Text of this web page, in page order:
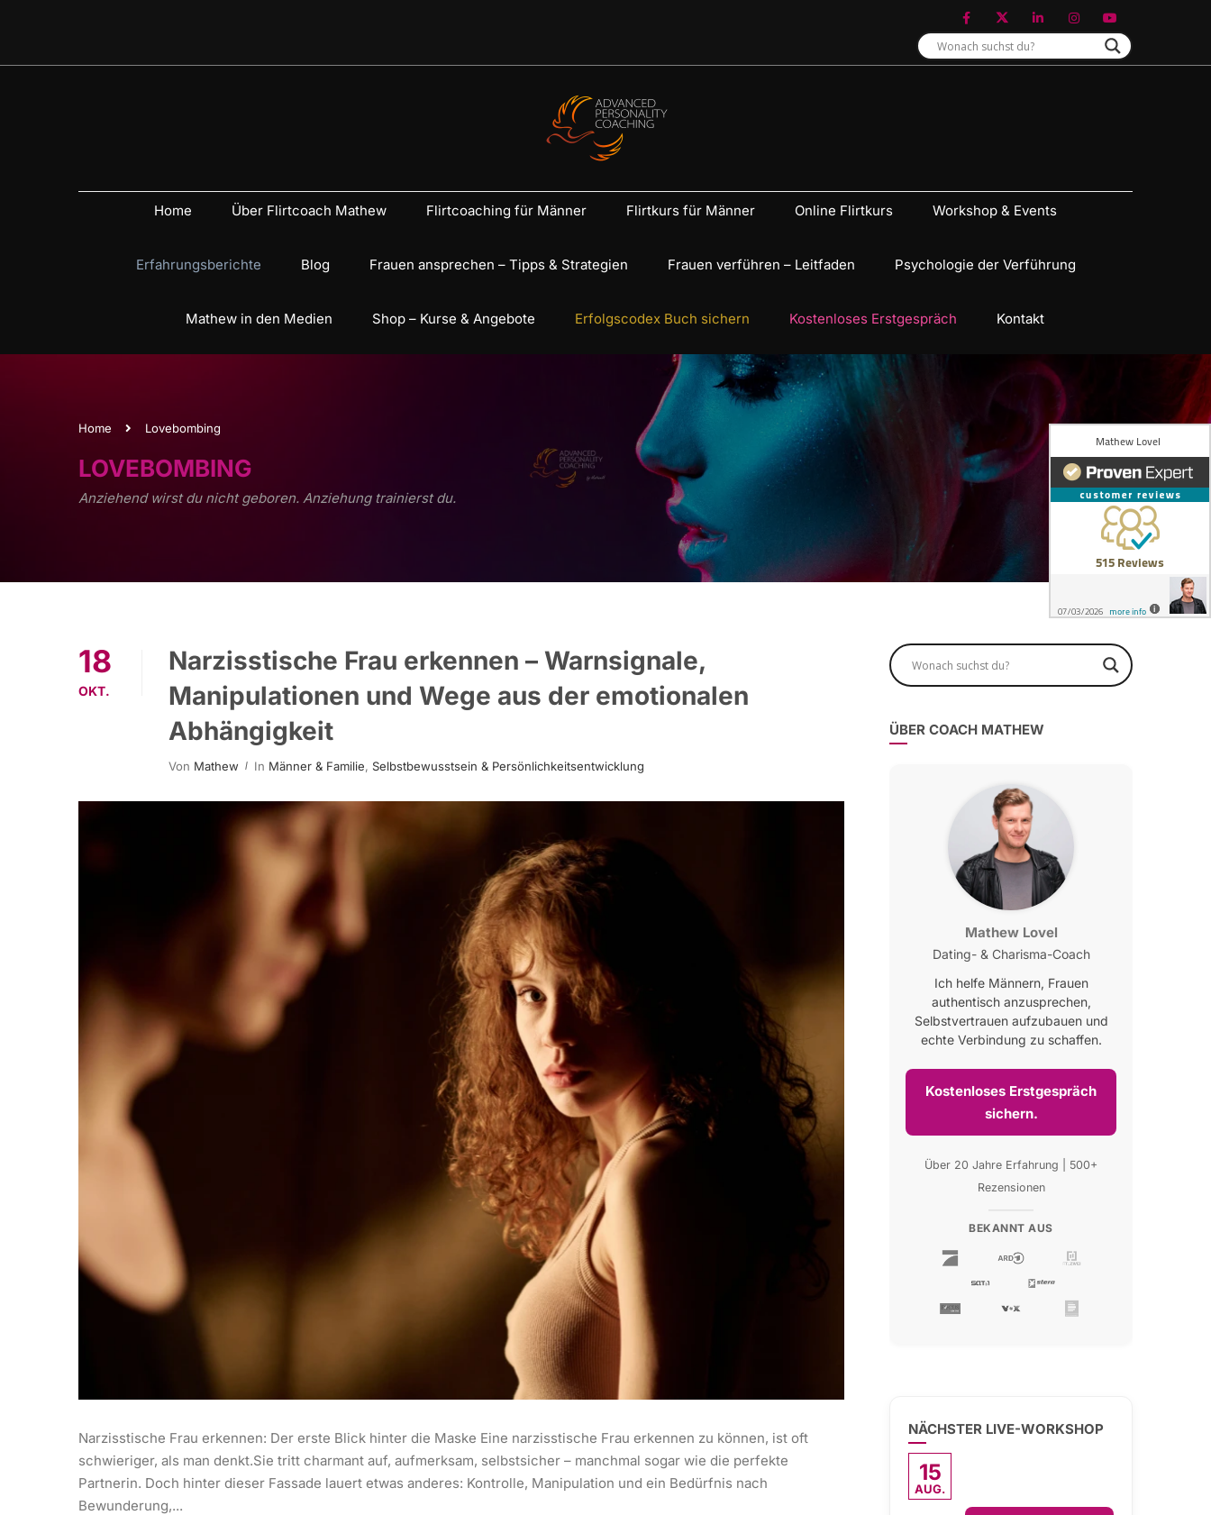
Home Über Flirtcoach Mathew Flirtcoaching für Männer Flirtkurs für Männer Online Flirtkurs Workshop & Events
Erfahrungsberichte Blog Frauen ansprechen – Tipps & Strategien Frauen verführen – Leitfaden Psychologie der Verführung
Mathew in den Medien Shop – Kurse & Angebote Erfolgscodex Buch sichern Kostenloses Erstgespräch Kontakt
Home Lovebombing
LOVEBOMBING
Anziehend wirst du nicht geboren. Anziehung trainierst du.
18
OKT.
Nar­ziss­ti­sche Frau erkennen – Warnsignale,
Manipulationen und Wege aus der emotionalen
Abhängigkeit
Von Mathew In Männer & Familie, Selbstbewusstsein & Persönlichkeitsentwicklung
Narzisstische Frau erkennen: Der erste Blick hinter die Maske Eine narzisstische Frau erkennen zu können, ist oft
schwieriger, als man denkt.Sie tritt charmant auf, aufmerksam, selbstsicher – manchmal sogar wie die perfekte
Partnerin. Doch hinter dieser Fassade lauert etwas anderes: Kontrolle, Manipulation und ein Bedürfnis nach
Bewunderung,...
ÜBER COACH MATHEW
Mathew Lovel
Dating- & Charisma-Coach
Ich helfe Männern, Frauen
authentisch anzusprechen,
Selbstvertrauen aufzubauen und
echte Verbindung zu schaffen.
Kostenloses Erstgespräch
sichern.
Über 20 Jahre Erfahrung | 500+
Rezensionen
BEKANNT AUS
NÄCHSTER LIVE-WORKSHOP
15
AUG.